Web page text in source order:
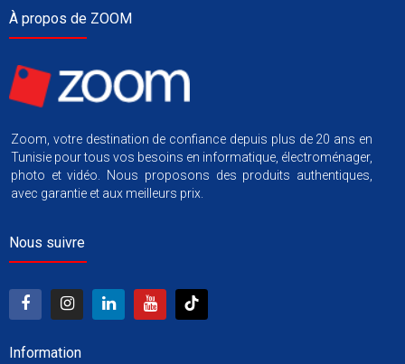
À propos de ZOOM
Zoom, votre destination de confiance depuis plus de 20 ans en
Tunisie pour tous vos besoins en informatique, électroménager,
photo et vidéo. Nous proposons des produits authentiques,
avec garantie et aux meilleurs prix.
Nous suivre
Information